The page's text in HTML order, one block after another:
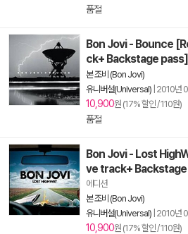
품절
Bon Jovi - Bounce
ck+ Backstage pass]
본 조비 (Bon Jovi)
유니버설(Universal) 2010년
10,900원 (17% 할인 / 110원)
품절
Bon Jovi - Lost
ve track+
에디션
본 조비 (Bon Jovi)
유니버설(Universal) 2010년
10,900원 (17% 할인 / 110원)